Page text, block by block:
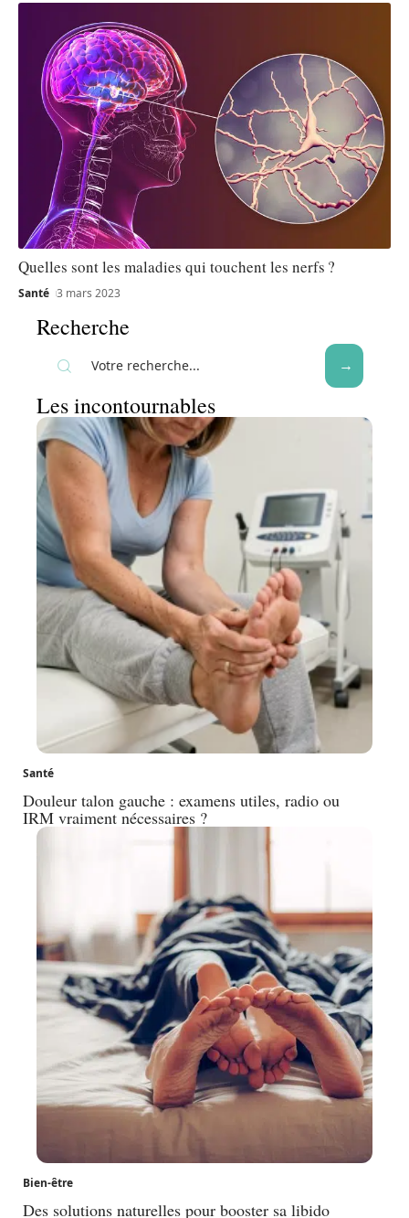
Quelles sont les maladies qui touchent les nerfs ?
Santé 3 mars 2023
Recherche
Les incontournables
Santé
Douleur talon gauche : examens utiles, radio ou
IRM vraiment nécessaires ?
Bien-être
Des solutions naturelles pour booster sa libido